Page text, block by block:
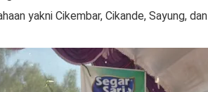
yakni Cikembar, Cikande, Sayung, dan